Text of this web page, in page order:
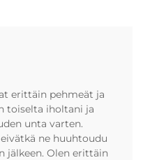
erittäin pehmeät ja
toiselta iholtani ja
unta varten.
ne huuhtoudu
jälkeen. Olen erittäin